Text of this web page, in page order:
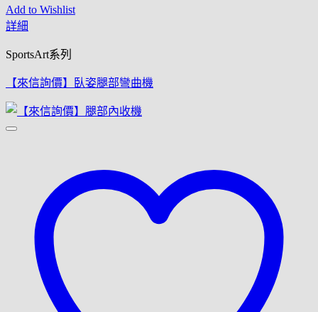
Add to Wishlist
詳細
SportsArt系列
【來信詢價】臥姿腿部彎曲機